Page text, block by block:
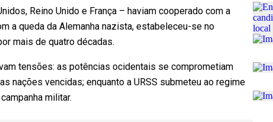
Reino Unido e França – haviam cooperado com a
a queda da Alemanha nazista, estabeleceu-se no
mais de quatro décadas.
tensões: as potências ocidentais se comprometiam
nações vencidas; enquanto a URSS submeteu ao regime
militar.